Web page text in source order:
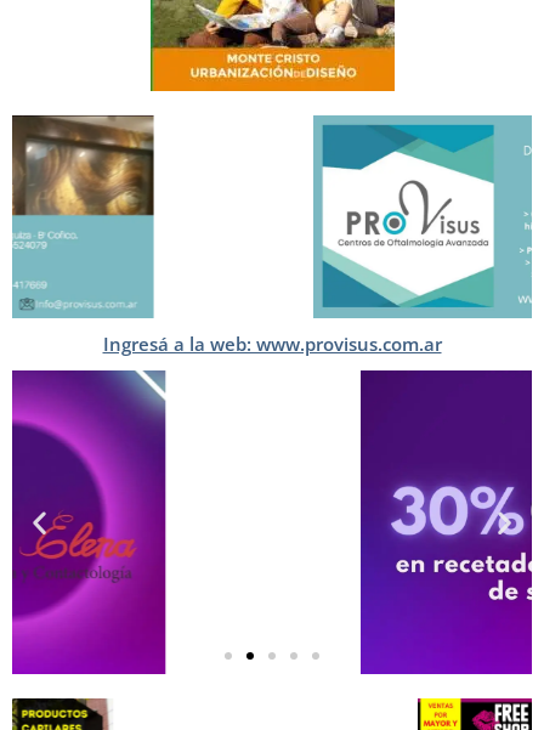
Ingresá a la web: www.provisus.com.ar